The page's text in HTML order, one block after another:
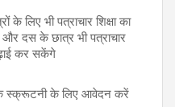
के लिए भी पत्राचार शिक्षा का
और दस के छात्र भी पत्राचार
कर सकेंगे
स्क्रूटनी के लिए आवेदन करें